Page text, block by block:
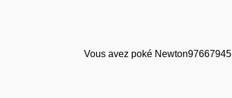
Vous avez poké Newton97667945